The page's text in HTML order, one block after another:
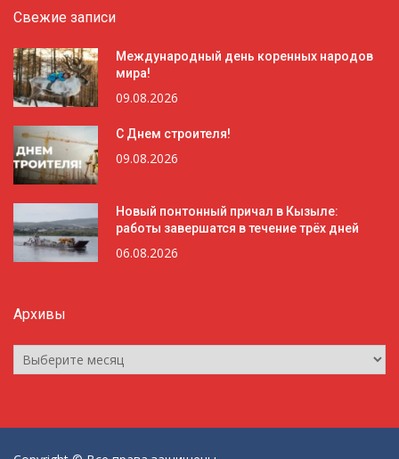
Свежие записи
Международный день коренных народов
мира!
09.08.2026
С Днем строителя!
09.08.2026
Новый понтонный причал в Кызыле:
работы завершатся в течение трёх дней
06.08.2026
Архивы
Архивы